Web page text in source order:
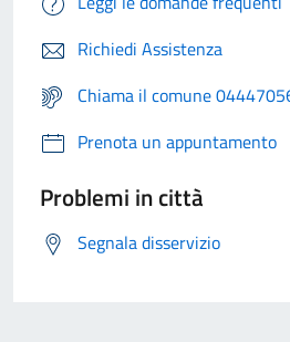
Richiedi Assistenza
Chiama il comune
Prenota un appuntamento
Problemi in città
Segnala disservizio